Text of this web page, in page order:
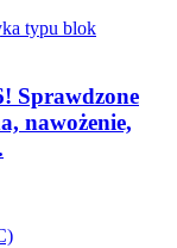
Sprawdzone
nawożenie,